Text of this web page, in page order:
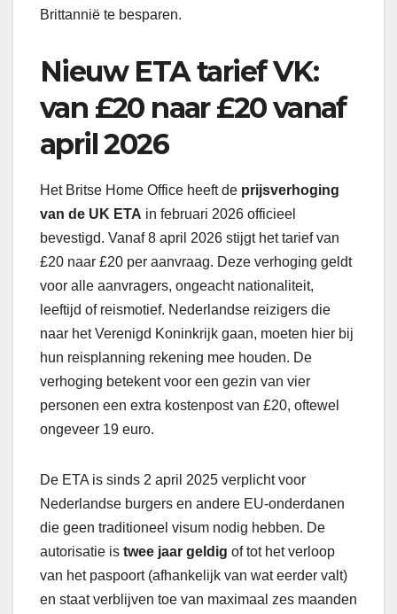
Brittannië te besparen.
Nieuw ETA tarief VK:
van £20 naar £20 vanaf
april 2026
Het Britse Home Office heeft de prijsverhoging
van de UK ETA in februari 2026 officieel
bevestigd. Vanaf 8 april 2026 stijgt het tarief van
£20 naar £20 per aanvraag. Deze verhoging geldt
voor alle aanvragers, ongeacht nationaliteit,
leeftijd of reismotief. Nederlandse reizigers die
naar het Verenigd Koninkrijk gaan, moeten hier bij
hun reisplanning rekening mee houden. De
verhoging betekent voor een gezin van vier
personen een extra kostenpost van £20, oftewel
ongeveer 19 euro.
De ETA is sinds 2 april 2025 verplicht voor
Nederlandse burgers en andere EU-onderdanen
die geen traditioneel visum nodig hebben. De
autorisatie is twee jaar geldig of tot het verloop
van het paspoort (afhankelijk van wat eerder valt)
en staat verblijven toe van maximaal zes maanden